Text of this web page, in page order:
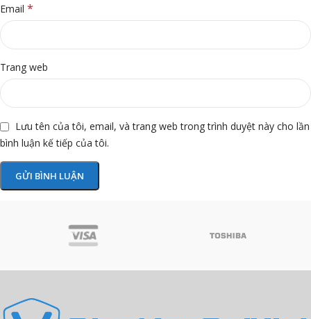
Email *
Trang web
Lưu tên của tôi, email, và trang web trong trình duyệt này cho lần
bình luận kế tiếp của tôi.